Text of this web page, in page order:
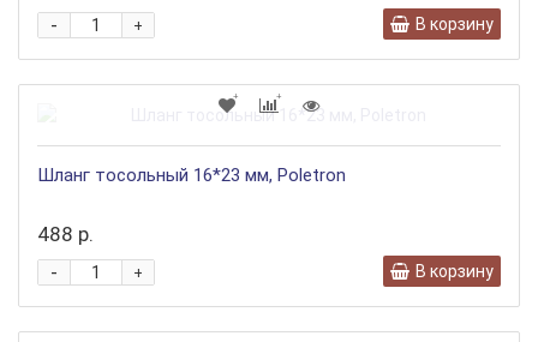
+
- В корзину
Шланг тосольный 16*23 мм, Poletron
488 р.
+
- В корзину